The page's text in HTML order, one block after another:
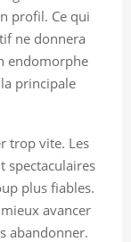
profil. Ce qui
ne donnera
endomorphe
principale
trop vite. Les
spectaculaires
plus fiables.
avancer
abandonner.